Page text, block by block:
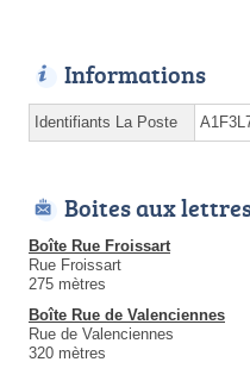
Informations
Identifiants La Poste
Boites aux
Boîte Rue Froissart
Rue Froissart
275 mètres
Boîte Rue de Valenciennes
Rue de Valenciennes
320 mètres